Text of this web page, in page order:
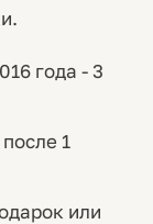
года - 3
1
или